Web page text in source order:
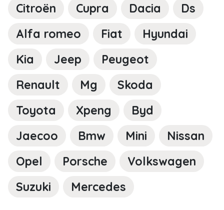
Citroën Cupra Dacia
Ds
Alfa romeo
Fiat
Hyundai
Kia
Jeep
Peugeot
Renault
Mg
Skoda
Toyota
Xpeng
Byd
Jaecoo
Bmw Mini
Nissan
Opel
Porsche
Volkswagen
Suzuki
Mercedes